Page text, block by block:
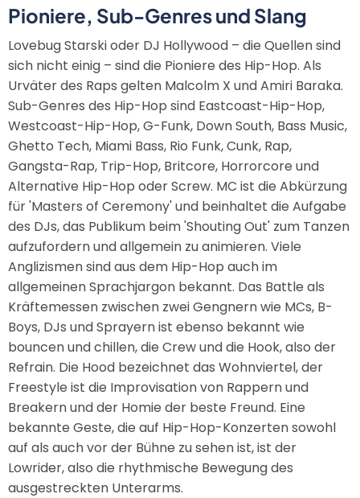
Pioniere, Sub-Genres und Slang
Lovebug Starski oder DJ Hollywood – die Quellen sind
sich nicht einig – sind die Pioniere des Hip-Hop. Als
Urväter des Raps gelten Malcolm X und Amiri Baraka.
Sub-Genres des Hip-Hop sind Eastcoast-Hip-Hop,
Westcoast-Hip-Hop, G-Funk, Down South, Bass Music,
Ghetto Tech, Miami Bass, Rio Funk, Cunk, Rap,
Gangsta-Rap, Trip-Hop, Britcore, Horrorcore und
Alternative Hip-Hop oder Screw. MC ist die Abkürzung
für 'Masters of Ceremony' und beinhaltet die Aufgabe
des DJs, das Publikum beim 'Shouting Out' zum Tanzen
aufzufordern und allgemein zu animieren. Viele
Anglizismen sind aus dem Hip-Hop auch im
allgemeinen Sprachjargon bekannt. Das Battle als
Kräftemessen zwischen zwei Gengnern wie MCs, B-
Boys, DJs und Sprayern ist ebenso bekannt wie
bouncen und chillen, die Crew und die Hook, also der
Refrain. Die Hood bezeichnet das Wohnviertel, der
Freestyle ist die Improvisation von Rappern und
Breakern und der Homie der beste Freund. Eine
bekannte Geste, die auf Hip-Hop-Konzerten sowohl
auf als auch vor der Bühne zu sehen ist, ist der
Lowrider, also die rhythmische Bewegung des
ausgestreckten Unterarms.